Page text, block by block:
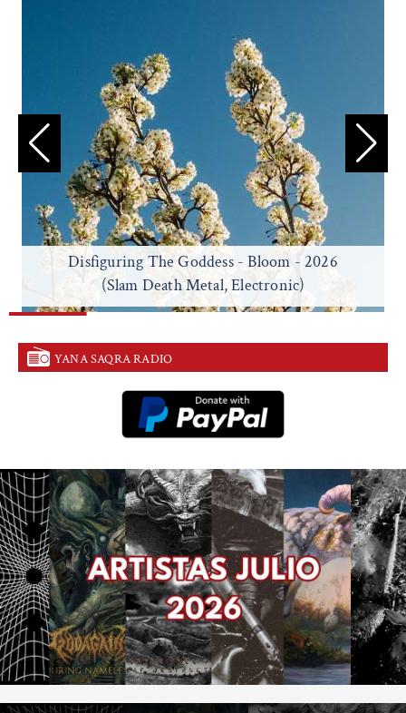
Disfiguring The Goddess - Bloom - 2026
(Slam Death Metal, Electronic)
YANA SAQRA RADIO